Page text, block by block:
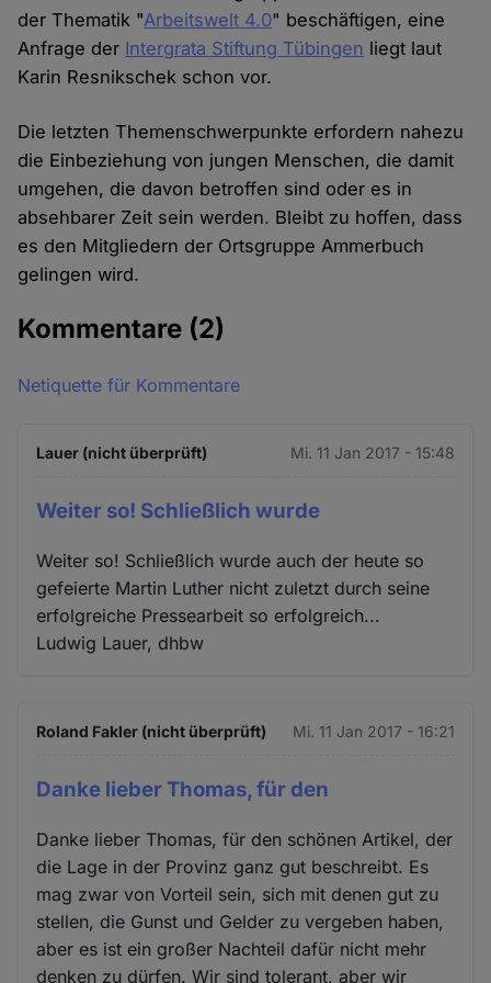
der Thematik "Arbeitswelt 4.0" beschäftigen, eine
Anfrage der Intergrata Stiftung Tübingen liegt laut
Karin Resnikschek schon vor.
Die letzten Themenschwerpunkte erfordern nahezu
die Einbeziehung von jungen Menschen, die damit
umgehen, die davon betroffen sind oder es in
absehbarer Zeit sein werden. Bleibt zu hoffen, dass
es den Mitgliedern der Ortsgruppe Ammerbuch
gelingen wird.
Kommentare (2)
Netiquette für Kommentare
Lauer (nicht überprüft) Mi. 11 Jan 2017 - 15:48
Weiter so! Schließlich wurde
Weiter so! Schließlich wurde auch der heute so
gefeierte Martin Luther nicht zuletzt durch seine
erfolgreiche Pressearbeit so erfolgreich...
Ludwig Lauer, dhbw
Roland Fakler (nicht überprüft) Mi. 11 Jan 2017 - 16:21
Danke lieber Thomas, für den
Danke lieber Thomas, für den schönen Artikel, der
die Lage in der Provinz ganz gut beschreibt. Es
mag zwar von Vorteil sein, sich mit denen gut zu
stellen, die Gunst und Gelder zu vergeben haben,
aber es ist ein großer Nachteil dafür nicht mehr
denken zu dürfen. Wir sind tolerant, aber wir